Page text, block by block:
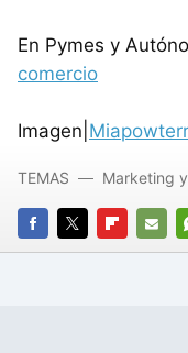
En Pymes y
comercio
Imagen| Miapowterr
FACEBOOK
TWITTERFLIPBOARD
E-
TEMAS Marketing